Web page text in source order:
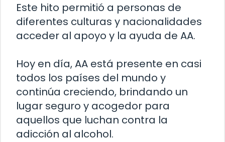
Este hito permitió a personas de
diferentes culturas y nacionalidades
acceder al apoyo y la ayuda de AA.
Hoy en día, AA está presente en casi
todos los países del mundo y
continúa creciendo, brindando un
lugar seguro y acogedor para
aquellos que luchan contra la
adicción al alcohol.